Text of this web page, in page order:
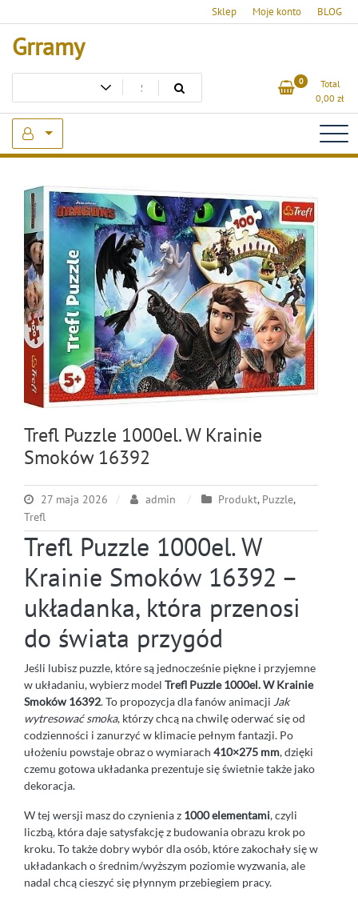
to
content
Sklep Moje konto BLOG
Grramy
0
Total
0,00 zł
Trefl Puzzle 1000el. W Krainie
Smoków 16392
27 maja 2026 admin Produkt, Puzzle,
Trefl
Trefl Puzzle 1000el. W
Krainie Smoków 16392 –
układanka, która przenosi
do świata przygód
Jeśli lubisz puzzle, które są jednocześnie piękne i przyjemne
w układaniu, wybierz model Trefl Puzzle 1000el. W Krainie
Smoków 16392. To propozycja dla fanów animacji Jak
wytresować smoka, którzy chcą na chwilę oderwać się od
codzienności i zanurzyć w klimacie pełnym fantazji. Po
ułożeniu powstaje obraz o wymiarach 410×275 mm, dzięki
czemu gotowa układanka prezentuje się świetnie także jako
dekoracja.
W tej wersji masz do czynienia z 1000 elementami, czyli
liczbą, która daje satysfakcję z budowania obrazu krok po
kroku. To także dobry wybór dla osób, które zakochały się w
układankach o średnim/wyższym poziomie wyzwania, ale
nadal chcą cieszyć się płynnym przebiegiem pracy.